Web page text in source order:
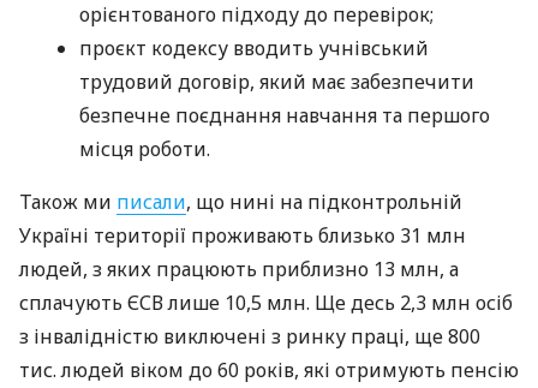
орієнтованого підходу до перевірок;
проєкт кодексу вводить учнівський
трудовий договір, який має забезпечити
безпечне поєднання навчання та першого
місця роботи.
Також ми писали, що нині на підконтрольній
Україні території проживають близько 31 млн
людей, з яких працюють приблизно 13 млн, а
сплачують ЄСВ лише 10,5 млн. Ще десь 2,3 млн осіб
з інвалідністю виключені з ринку праці, ще 800
тис. людей віком до 60 років, які отримують пенсію